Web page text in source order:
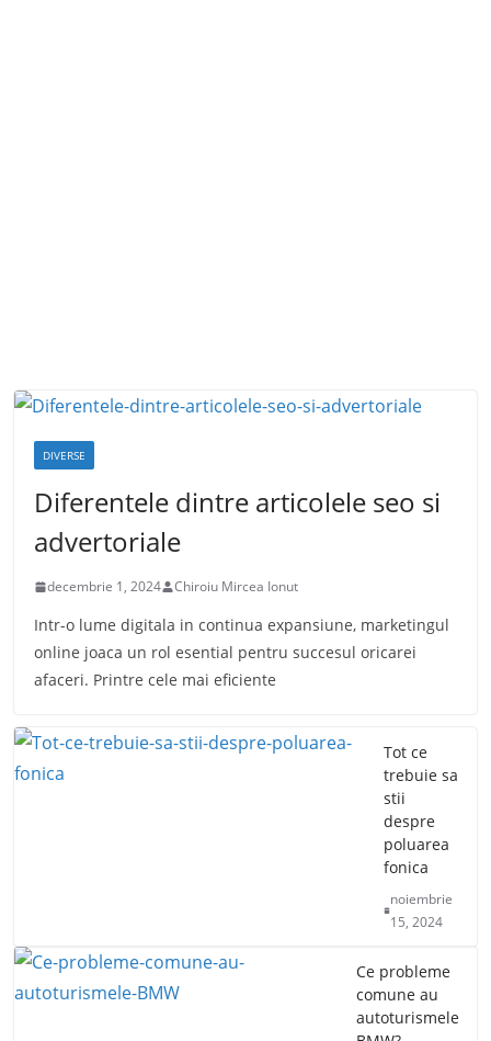
DIVERSE
Diferentele dintre articolele seo si
advertoriale
decembrie 1, 2024 Chiroiu Mircea Ionut
Intr-o lume digitala in continua expansiune, marketingul
online joaca un rol esential pentru succesul oricarei
afaceri. Printre cele mai eficiente
Tot ce
trebuie sa
stii
despre
poluarea
fonica
noiembrie
15, 2024
Ce probleme
comune au
autoturismele